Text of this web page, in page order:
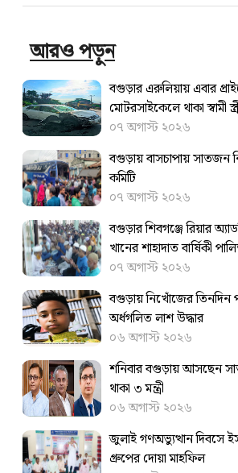
আরও পড়ুন
বগুড়ার এরুলিয়ায় এবার
মোটরসাইকেলে থাকা স্বামী
০৭ অগাস্ট ২০২৬
বগুড়ায় বাসচাপায় সাতজন
কমিটি
০৭ অগাস্ট ২০২৬
বগুড়ার শিবগঞ্জে রিয়ার
খানের শাহাদাত বার্ষিকী
০৭ অগাস্ট ২০২৬
বগুড়ায় নিখোঁজের
অর্ধগলিত লাশ উদ্ধার
০৬ অগাস্ট ২০২৬
শনিবার বগুড়ায় আসছেন সাত
থাকা ৩ মন্ত্রী
০৬ অগাস্ট ২০২৬
জুলাই গণঅভ্যুত্থান দিবসে
গ্রুপের দোয়া মাহফিল